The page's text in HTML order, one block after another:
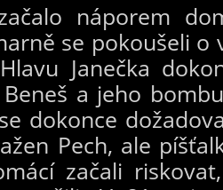
náporem
se pokoušeli o
Janečka
a jeho
dokonce
Pech, ale
začali